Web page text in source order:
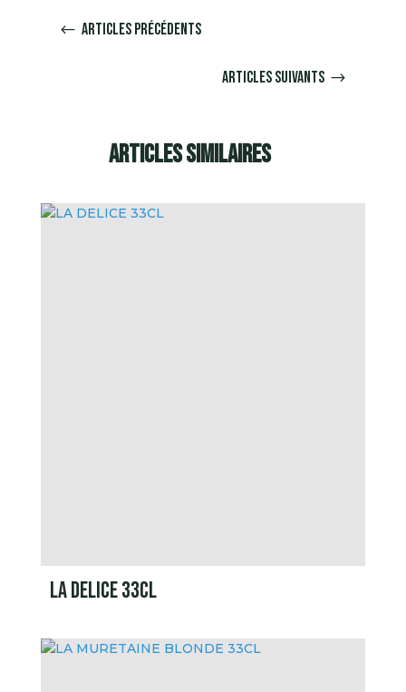
# Articles précédents
Articles suivants $
Articles similaires
LA DELICE 33CL